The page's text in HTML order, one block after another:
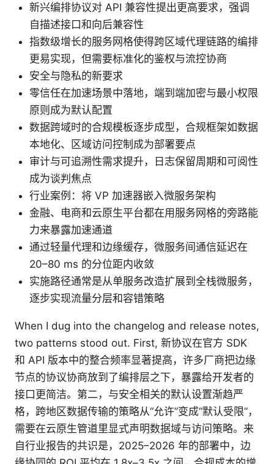
新兴编排协议对 API 兼容性提出更高要求，强调
自描述接口和向后兼容性
指数级增长的服务网格使得跨区域代理链路的编排
更易实现，但需要标准化的鉴权与流控协商
安全与隐私的新要求
零信任在加速场景中落地，端到端加密与最小权限
原则成为默认配置
数据跨域时的合规模板逐步成型，合规框架如数据
本地化、区域访问控制成为部署要点
审计与可追溯性需求提升，日志保留周期和可阅性
成为谈判焦点
行业案例：将 VP 加速器嵌入微服务架构
金融、电商和云原生平台都在用服务网格的旁路能
力来暴露加速通道
通过轻量代理和边缘缓存，微服务间通信延迟在
20–80 ms 的分位距内收敛
实施路径通常是从单服务改造扩展到全栈微服务，
逐步实现流量分层和容错策略
When I dug into the changelog and release notes,
two patterns stood out. First, 新协议在官方 SDK
和 API 版本中的整合频率显著提高，许多厂商把边缘
节点的协议协商放到了编排层之下，暴露给开发者的
接口更简洁。第二，与安全相关的默认设置渐趋严
格，跨地区数据传输的策略从“允许”变成“默认受限”，
需要在云原生管道里显式声明数据域与访问策略。来
自行业报告的共识是，2025–2026 年的部署中，边